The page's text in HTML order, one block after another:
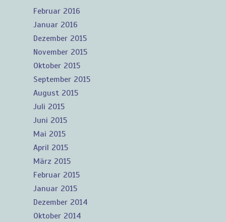
Februar 2016
Januar 2016
Dezember 2015
November 2015
Oktober 2015
September 2015
August 2015
Juli 2015
Juni 2015
Mai 2015
April 2015
März 2015
Februar 2015
Januar 2015
Dezember 2014
Oktober 2014